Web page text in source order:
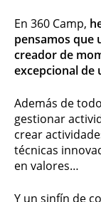
En 360 Camp,
pensamos que
creador de
excepcional de
Además de
gestionar
crear
técnicas
en valores…
Y un sinfín de